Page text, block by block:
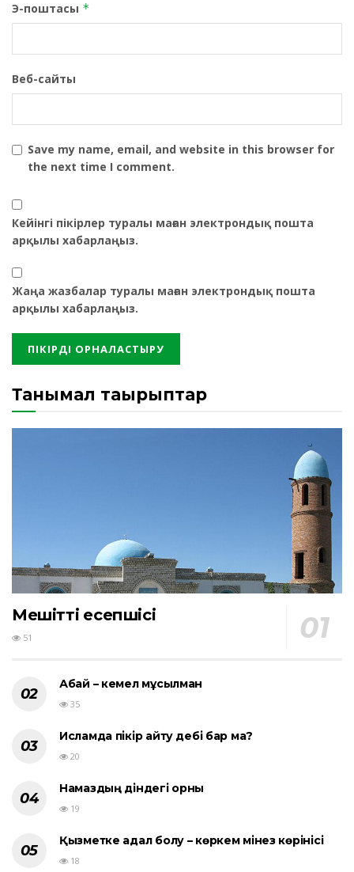
Э-поштасы *
Веб-сайты
Save my name, email, and website in this browser for
the next time I comment.
Кейінгі пікірлер туралы маған электрондық пошта
арқылы хабарлаңыз.
Жаңа жазбалар туралы маған электрондық пошта
арқылы хабарлаңыз.
Танымал тақырыптар
Мешіттің есепшісі
51
Абай – кемел мұсылман
35
Исламда пікір айту әдебі бар ма?
20
Намаздың діндегі орны
19
Қызметке адал болу – көркем мінез көрінісі
18